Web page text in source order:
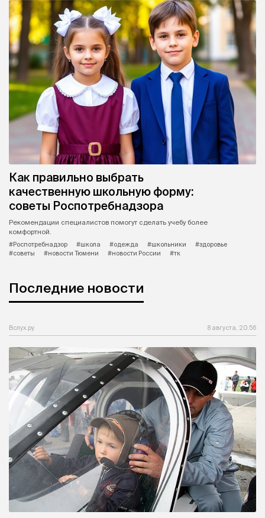
Как правильно выбрать
качественную школьную форму:
советы Роспотребнадзора
Рекомендации специалистов помогут сделать учебу более
комфортной.
#Роспотребнадзор
#школа #одежда #школьники
#здоровье
#советы
#новости Тюмени #новости России #тк
Последние новости
Вслух.ру 8 августа, 20:56